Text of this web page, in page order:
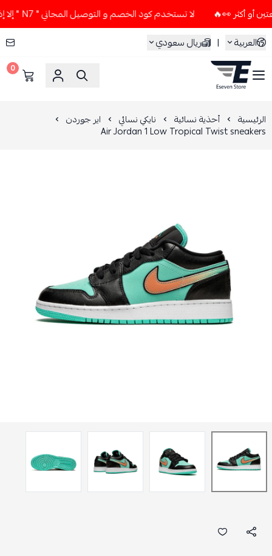
لا تستخدم كود الخصم و التوصيل المجاني " N7 " إلا إذا طلبت قطعتين أو أكثر 👀🔥
العربية
| ريال سعودي
ESEVEN STORE
0
الرئيسية أحذية نسائية نايكي نسائي اير جوردن
Air Jordan 1 Low Tropical Twist sneakers